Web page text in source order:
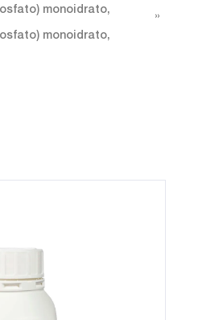
monoidrato,
monoidrato,